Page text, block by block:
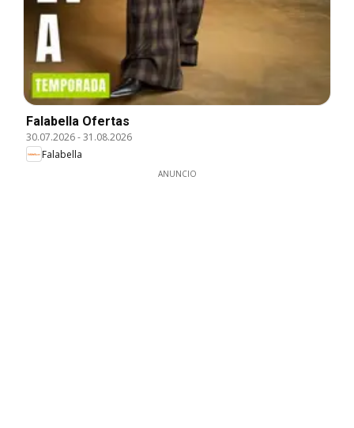
Falabella Ofertas
30.07.2026-31.08.2026
Falabella
ANUNCIO